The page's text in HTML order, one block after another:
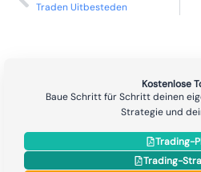
Traden Uitbesteden
Kostenlose
Baue Schritt für Schritt deinen
Strategie und
Trading-
Trading-